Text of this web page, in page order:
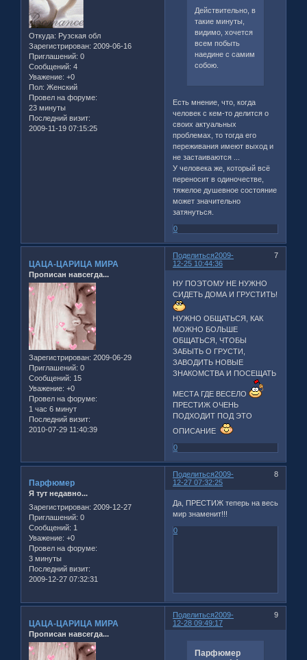
Откуда: Рузская обл
Зарегистрирован: 2009-06-16
Приглашений: 0
Сообщений: 4
Уважение: +0
Пол: Женский
Провел на форуме:
23 минуты
Последний визит:
2009-11-19 07:15:25
Действительно, в
такие минуты,
видимо, хочется
всем побыть
наедине с самим
собою.
Есть мнение, что, когда
человек с кем-то делится о
своих актуальных
проблемах, то тогда его
переживания имеют выход и
не застаиваются ...
У человека же, который всё
переносит в одиночестве,
тяжелое душевное состояние
может значительно
затянуться.
0
Поделиться 7
2009-
12-25 10:44:36
ЦАЦА-ЦАРИЦА МИРА
Прописан навсегда...
Зарегистрирован: 2009-06-29
Приглашений: 0
Сообщений: 15
Уважение: +0
Провел на форуме:
1 час 6 минут
Последний визит:
2010-07-29 11:40:39
НУ ПОЭТОМУ НЕ НУЖНО
СИДЕТЬ ДОМА И ГРУСТИТЬ!
НУЖНО ОБЩАТЬСЯ, КАК
МОЖНО БОЛЬШЕ
ОБЩАТЬСЯ, ЧТОБЫ
ЗАБЫТЬ О ГРУСТИ,
ЗАВОДИТЬ НОВЫЕ
ЗНАКОМСТВА И ПОСЕЩАТЬ
МЕСТА ГДЕ ВЕСЕЛО
ПРЕСТИЖ ОЧЕНЬ
ПОДХОДИТ ПОД ЭТО
ОПИСАНИЕ
0
Поделиться 8
2009-
12-27 07:32:25
Парфюмер
Я тут недавно...
Зарегистрирован: 2009-12-27
Приглашений: 0
Сообщений: 1
Уважение: +0
Провел на форуме:
3 минуты
Последний визит:
2009-12-27 07:32:31
Да, ПРЕСТИЖ теперь на весь
мир знаменит!!!
0
Поделиться 9
2009-
12-28 09:49:17
ЦАЦА-ЦАРИЦА МИРА
Прописан навсегда...
Парфюмер